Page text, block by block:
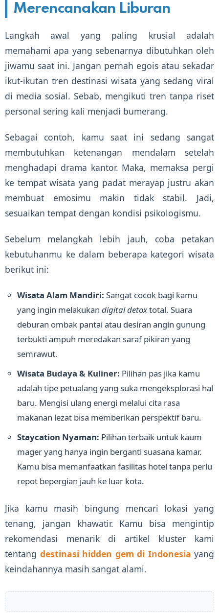
Merencanakan Liburan
Langkah awal yang paling krusial adalah
memahami apa yang sebenarnya dibutuhkan oleh
jiwamu saat ini. Jangan pernah egois atau sekadar
ikut-ikutan tren destinasi wisata yang sedang viral
di media sosial. Sebab, mengikuti tren tanpa riset
personal sering kali menjadi bumerang.
Sebagai contoh, kamu saat ini sedang sangat
membutuhkan ketenangan mendalam setelah
menghadapi drama kantor. Maka, memaksa pergi
ke tempat wisata yang padat merayap justru akan
membuat emosimu makin tidak stabil. Jadi,
sesuaikan tempat dengan kondisi psikologismu.
Sebelum melangkah lebih jauh, coba petakan
kebutuhanmu ke dalam beberapa kategori wisata
berikut ini:
Wisata Alam Mandiri: Sangat cocok bagi kamu
yang ingin melakukan digital detoxtotal. Suara
deburan ombak pantai atau desiran angin gunung
terbukti ampuh meredakan saraf pikiran yang
semrawut.
Wisata Budaya & Kuliner: Pilihan pas jika kamu
adalah tipe petualang yang suka mengeksplorasi hal
baru. Mengisi ulang energi melalui cita rasa
makanan lezat bisa memberikan perspektif baru.
Staycation Nyaman: Pilihan terbaik untuk kaum
mager yang hanya ingin berganti suasana kamar.
Kamu bisa memanfaatkan fasilitas hotel tanpa perlu
repot bepergian jauh ke luar kota.
Jika kamu masih bingung mencari lokasi yang
tenang, jangan khawatir. Kamu bisa mengintip
rekomendasi menarik di artikel kluster kami
tentang destinasi hidden gem di Indonesia yang
keindahannya masih sangat alami.